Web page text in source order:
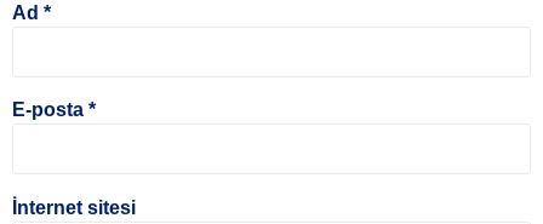
Ad *
E-posta *
İnternet sitesi